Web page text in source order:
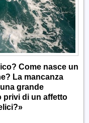
Come nasce un
La mancanza
grande
privi di un affetto